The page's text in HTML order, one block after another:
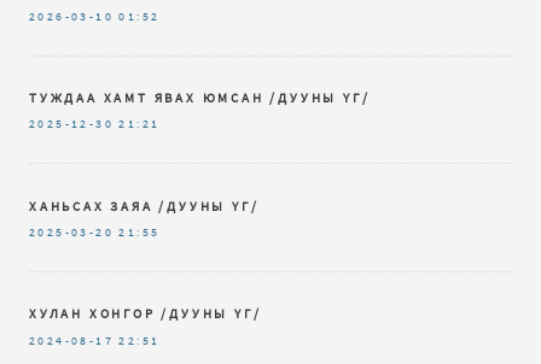
2026-03-10 01:52
ТУЖДАА ХАМТ ЯВАХ ЮМСАН /ДУУНЫ ҮГ/
2025-12-30 21:21
ХАНЬСАХ ЗАЯА /ДУУНЫ ҮГ/
2025-03-20 21:55
ХУЛАН ХОНГОР /ДУУНЫ ҮГ/
2024-08-17 22:51